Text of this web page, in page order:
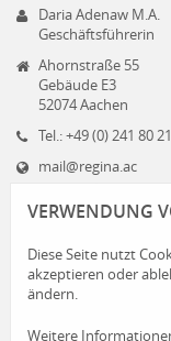
Daria Adenaw M.A.
Geschäftsführerin
Ahornstraße 55
Gebäude E3
52074 Aachen
Tel.: +49 (0) 241 80
mail@regina.ac
VERWENDUNG
Diese Seite nutzt
akzeptieren oder
ändern.
Weitere